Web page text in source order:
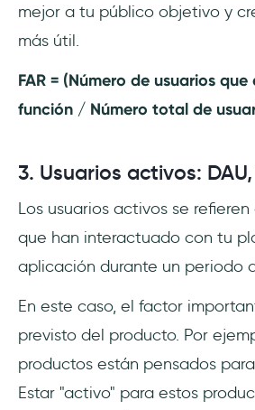
mejor a tu público objetivo y
más útil.
FAR = (Número de usuarios
función / Número total de
3. Usuarios activos:
Los usuarios activos se
que han interactuado con tu
aplicación durante un periodo
En este caso, el factor
previsto del producto. Por
productos están pensados
Estar "activo" para estos